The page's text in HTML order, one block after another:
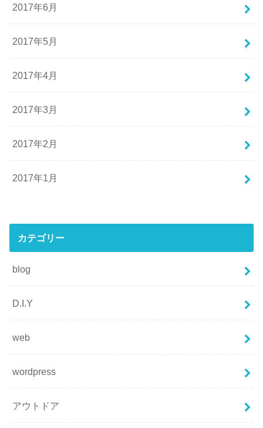
2017年6月
2017年5月
2017年4月
2017年3月
2017年2月
2017年1月
カテゴリー
blog
D.I.Y
web
wordpress
アウトドア